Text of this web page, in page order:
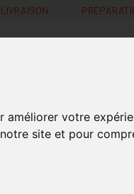
votre
site et pour
-
Soins Bébé et
Grossesse